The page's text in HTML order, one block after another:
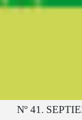
Ruta del sitio
Nº 41.